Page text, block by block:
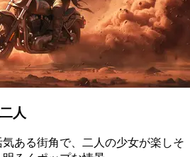
人
ある街角で、二人の少女が楽しそ